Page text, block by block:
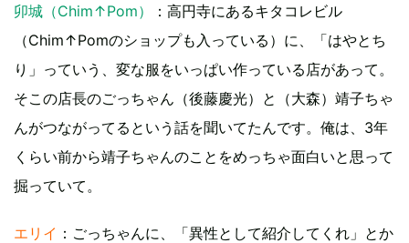
卯城（Chim↑Pom）
：高円寺にあるキタコレビル
（Chim↑Pomのショップも入っている）に、「はやとち
り」っていう、変な服をいっぱい作っている店があって。
そこの店長のごっちゃん（後藤慶光）と（大森）靖子ちゃ
んがつながってるという話を聞いてたんです。俺は、3年
くらい前から靖子ちゃんのことをめっちゃ面白いと思って
掘っていて。
エリイ ：ごっちゃんに、「異性として紹介してくれ」とか